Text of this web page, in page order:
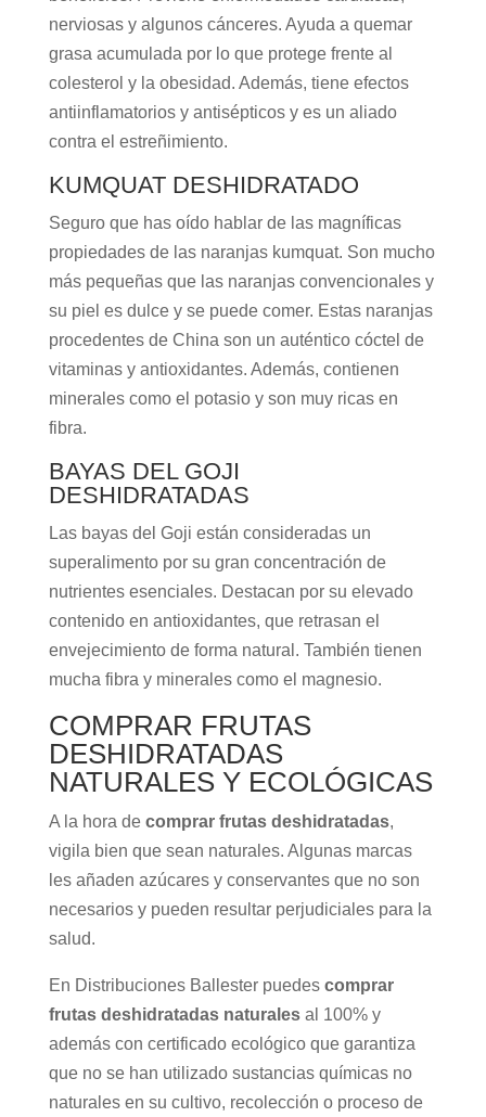
nerviosas y algunos cánceres. Ayuda a quemar
grasa acumulada por lo que protege frente al
colesterol y la obesidad. Además, tiene efectos
antiinflamatorios y antisépticos y es un aliado
contra el estreñimiento.
KUMQUAT DESHIDRATADO
Seguro que has oído hablar de las magníficas
propiedades de las naranjas kumquat. Son mucho
más pequeñas que las naranjas convencionales y
su piel es dulce y se puede comer. Estas naranjas
procedentes de China son un auténtico cóctel de
vitaminas y antioxidantes. Además, contienen
minerales como el potasio y son muy ricas en
fibra.
BAYAS DEL GOJI
DESHIDRATADAS
Las bayas del Goji están consideradas un
superalimento por su gran concentración de
nutrientes esenciales. Destacan por su elevado
contenido en antioxidantes, que retrasan el
envejecimiento de forma natural. También tienen
mucha fibra y minerales como el magnesio.
COMPRAR FRUTAS
DESHIDRATADAS
NATURALES Y ECOLÓGICAS
A la hora de comprar frutas deshidratadas,
vigila bien que sean naturales. Algunas marcas
les añaden azúcares y conservantes que no son
necesarios y pueden resultar perjudiciales para la
salud.
En Distribuciones Ballester puedes comprar
frutas deshidratadas naturalesal 100% y
además con certificado ecológico que garantiza
que no se han utilizado sustancias químicas no
naturales en su cultivo, recolección o proceso de